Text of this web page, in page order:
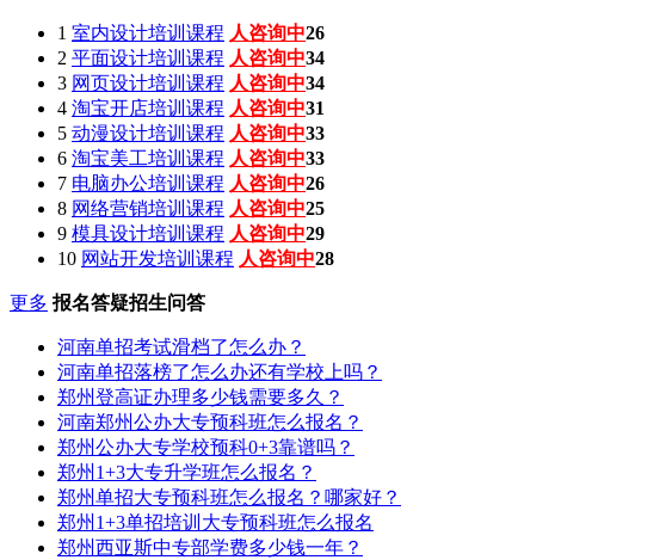
1 室内设计培训课程 人咨询中26
2 平面设计培训课程 人咨询中34
3 网页设计培训课程 人咨询中34
4 淘宝开店培训课程 人咨询中31
5 动漫设计培训课程 人咨询中33
6 淘宝美工培训课程 人咨询中33
7 电脑办公培训课程 人咨询中26
8 网络营销培训课程 人咨询中25
9 模具设计培训课程 人咨询中29
10 网站开发培训课程 人咨询中28
更多 报名答疑招生问答
河南单招考试滑档了怎么办？
河南单招落榜了怎么办还有学校上吗？
郑州登高证办理多少钱需要多久？
河南郑州公办大专预科班怎么报名？
郑州公办大专学校预科0+3靠谱吗？
郑州1+3大专升学班怎么报名？
郑州单招大专预科班怎么报名？哪家好？
郑州1+3单招培训大专预科班怎么报名
郑州西亚斯中专部学费多少钱一年？